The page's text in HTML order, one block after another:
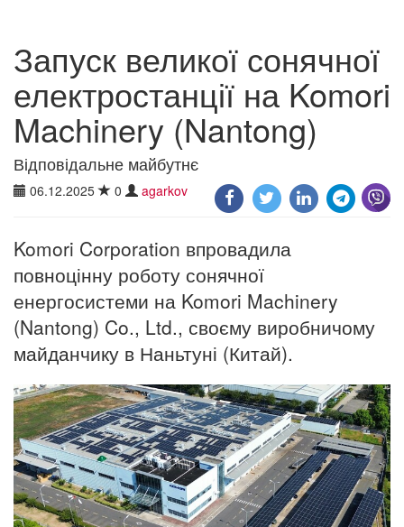
Запуск великої сонячної
електростанції на Komori
Machinery (Nantong)
Відповідальне майбутнє
06.12.2025 0 agarkov
Komori Corporation впровадила
повноцінну роботу сонячної
енергосистеми на Komori Machinery
(Nantong) Co., Ltd., своєму виробничому
майданчику в Наньтуні (Китай).